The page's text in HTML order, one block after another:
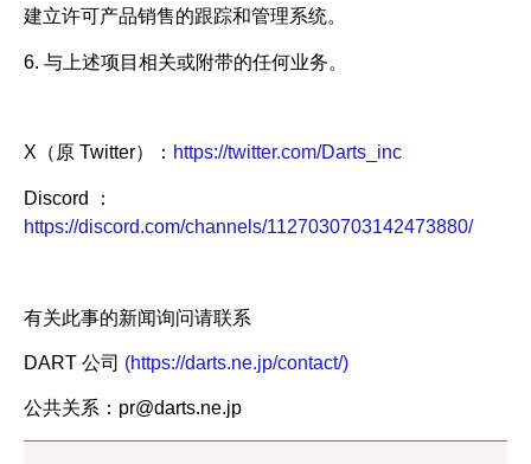
建立许可产品销售的跟踪和管理系统。
6. 与上述项目相关或附带的任何业务。
X（原 Twitter）： https://twitter.com/Darts_inc
Discord ：
https://discord.com/channels/1127030703142473880/
有关此事的新闻询问请联系
DART 公司 (https://darts.ne.jp/contact/)
公共关系：pr@darts.ne.jp